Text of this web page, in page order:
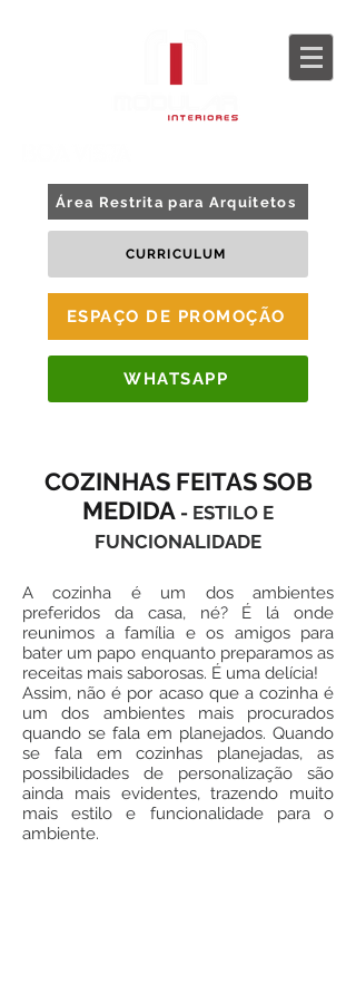
Área Restrita para Arquitetos
CURRICULUM
ESPAÇO DE PROMOÇÃO
WHATSAPP
COZINHAS FEITAS SOB
MEDIDA - ESTILO E
FUNCIONALIDADE
A cozinha é um dos ambientes
preferidos da casa, né? É lá onde
reunimos a família e os amigos para
bater um papo enquanto preparamos as
receitas mais saborosas. É uma delícia!
Assim, não é por acaso que a cozinha é
um dos ambientes mais procurados
quando se fala em planejados. Quando
se fala em cozinhas planejadas, as
possibilidades de personalização são
ainda mais evidentes, trazendo muito
mais estilo e funcionalidade para o
ambiente.